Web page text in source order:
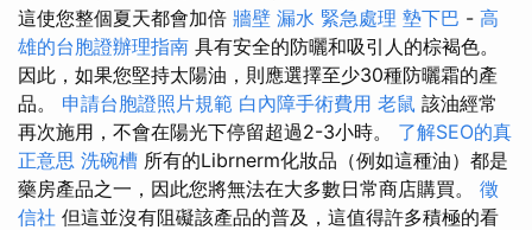
這使您整個夏天都會加倍 牆壁 漏水 緊急處理 墊下巴 - 高
雄的台胞證辦理指南 具有安全的防曬和吸引人的棕褐色。
因此，如果您堅持太陽油，則應選擇至少30種防曬霜的產
品。 申請台胞證照片規範 白內障手術費用 老鼠 該油經常
再次施用，不會在陽光下停留超過2-3小時。 了解SEO的真
正意思 洗碗槽 所有的Librnerm化妝品（例如這種油）都是
藥房產品之一，因此您將無法在大多數日常商店購買。 徵
信社 但這並沒有阻礙該產品的普及，這值得許多積極的看